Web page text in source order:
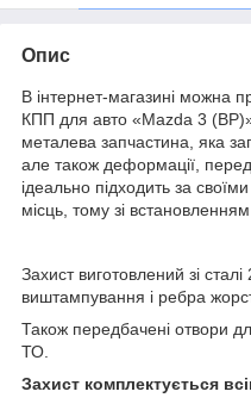
Опис
В інтернет-магазині можна
КПП для авто «Mazda 3
металева запчастина, яка
але також деформації,
ідеально підходить за
місць, тому зі
Захист виготовлений зі
виштампування і ребра
Також передбачені отвори
ТО.
Захист комплектується